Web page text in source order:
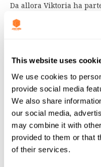
This website uses
We use cookies to
provide social media
We also share
our social media,
may combine it with
provided to them or that
of their services.
Da allora Viktoria ha
quattro volte e a suo
completamente diversa
umido, il percorso in bici è
competizione di Kalmar, in
Diventare atleti di
forma fisica incredibile
periodo degli
competizioni si deve
quindi ci vuole molto
invece, Viktoria si allena